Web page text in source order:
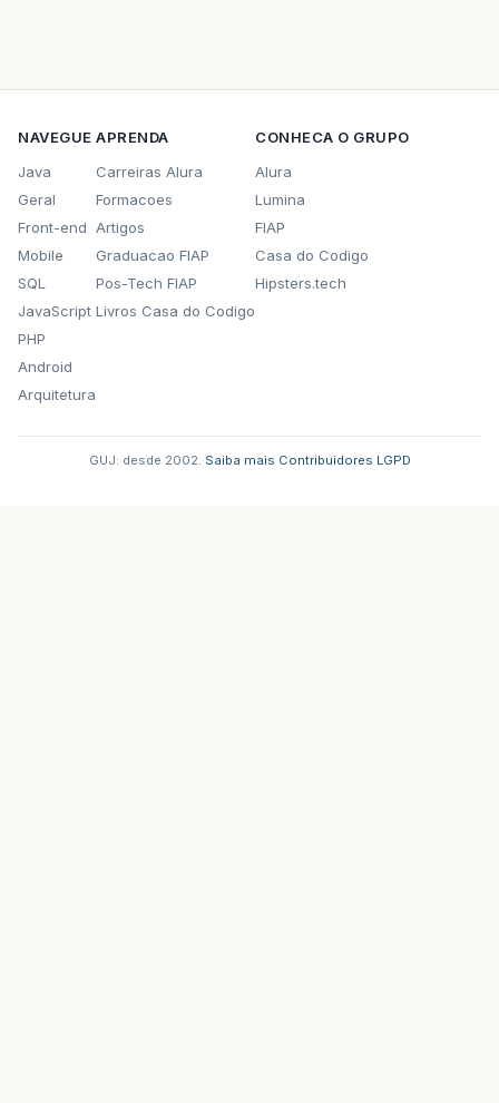
NAVEGUE
Java
Geral
Front-end
Mobile
SQL
JavaScript
PHP
Android
Arquitetura
APRENDA
Carreiras Alura
Formacoes
Artigos
Graduacao FIAP
Pos-Tech FIAP
Livros Casa do Codigo
CONHECA O GRUPO
Alura
Lumina
FIAP
Casa do Codigo
Hipsters.tech
GUJ: desde 2002. Saiba mais Contribuidores LGPD